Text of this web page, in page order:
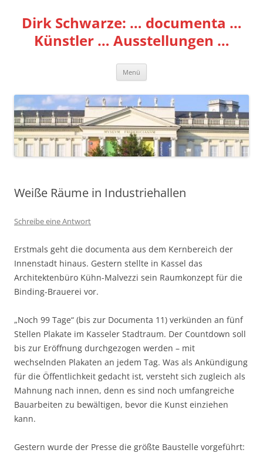
springen
Dirk Schwarze: … documenta …
Künstler … Ausstellungen …
Menü
Weiße Räume in Industriehallen
Schreibe eine Antwort
Erstmals geht die documenta aus dem Kernbereich der
Innenstadt hinaus. Gestern stellte in Kassel das
Architektenbüro Kühn-Malvezzi sein Raumkonzept für die
Binding-Brauerei vor.
„Noch 99 Tage“ (bis zur Documenta 11) verkünden an fünf
Stellen Plakate im Kasseler Stadtraum. Der Countdown soll
bis zur Eröffnung durchgezogen werden – mit
wechselnden Plakaten an jedem Tag. Was als Ankündigung
für die Öffentlichkeit gedacht ist, versteht sich zugleich als
Mahnung nach innen, denn es sind noch umfangreiche
Bauarbeiten zu bewältigen, bevor die Kunst einziehen
kann.
Gestern wurde der Presse die größte Baustelle vorgeführt: